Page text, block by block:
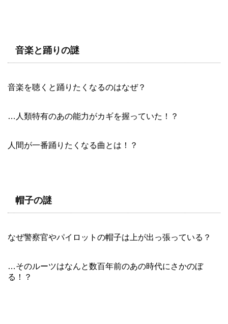
音楽と踊りの謎
音楽を聴くと踊りたくなるのはなぜ？
…人類特有のあの能力がカギを握っていた！？
人間が一番踊りたくなる曲とは！？
帽子の謎
なぜ警察官やパイロットの帽子は上が出っ張っている？
…そのルーツはなんと数百年前のあの時代にさかのぼ
る！？